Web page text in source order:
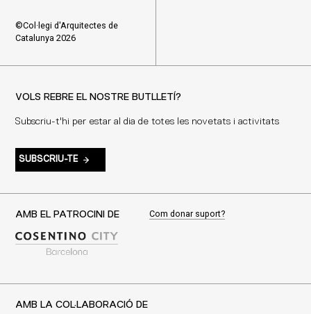
©Col·legi d'Arquitectes de
Catalunya 2026
VOLS REBRE EL NOSTRE BUTLLETÍ?
Subscriu-t'hi per estar al dia de totes les novetats i activitats
SUBSCRIU-TE
AMB EL PATROCINI DE Com donar suport?
AMB LA COL·LABORACIÓ DE